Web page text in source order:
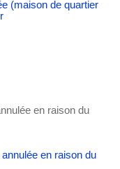
en raison du